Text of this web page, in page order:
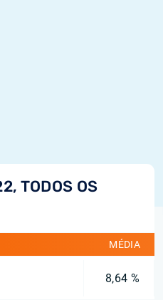
TODOS OS
MÉDIA
8,64 %